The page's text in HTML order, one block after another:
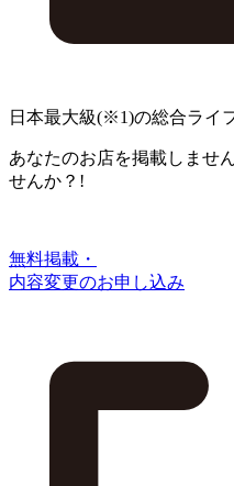
日本最大級(※1)の総合ライ
あなたのお店を掲載しませ
せんか？!
無料掲載・
内容変更のお申し込み